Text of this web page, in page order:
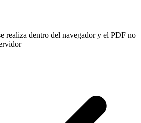
realiza dentro del navegador y el PDF no